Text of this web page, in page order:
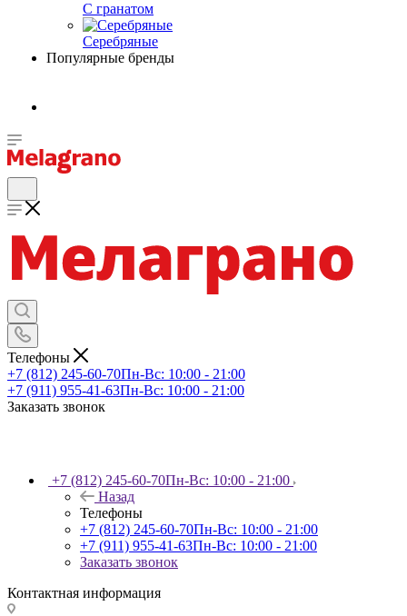
С гранатом
Серебряные
Популярные бренды
Телефоны
+7 (812) 245-60-70Пн-Вс: 10:00 - 21:00
+7 (911) 955-41-63Пн-Вс: 10:00 - 21:00
Заказать звонок
+7 (812) 245-60-70Пн-Вс: 10:00 - 21:00
Назад
Телефоны
+7 (812) 245-60-70Пн-Вс: 10:00 - 21:00
+7 (911) 955-41-63Пн-Вс: 10:00 - 21:00
Заказать звонок
Контактная информация